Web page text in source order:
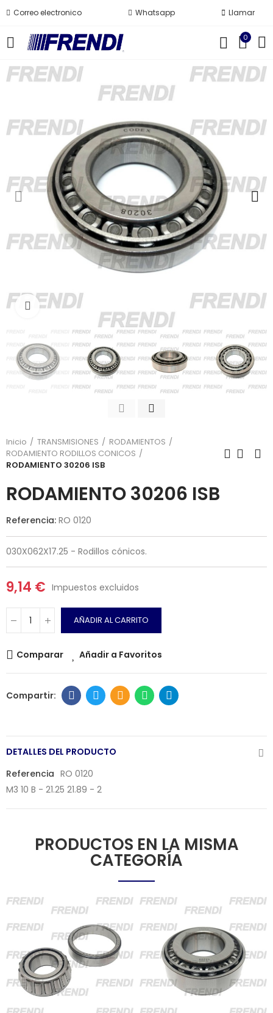
Correo electronico Whatsapp Llamar
0
Click para agrandar
Inicio TRANSMISIONES
RODAMIENTOS
RODAMIENTO RODILLOS CONICOS
RODAMIENTO 30206 ISB
RODAMIENTO 30206 ISB
Referencia: RO 0120
030X062X17.25 - Rodillos cónicos.
9,14 € Impuestos excluidos
AÑADIR AL CARRITO
Comparar Añadir a Favoritos
DETALLES DEL PRODUCTO
Referencia RO 0120
M3 10 B - 21.25 21.89 - 2
PRODUCTOS EN LA MISMA
CATEGORÍA